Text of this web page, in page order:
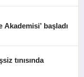
Akademisi’ başladı
tınısında